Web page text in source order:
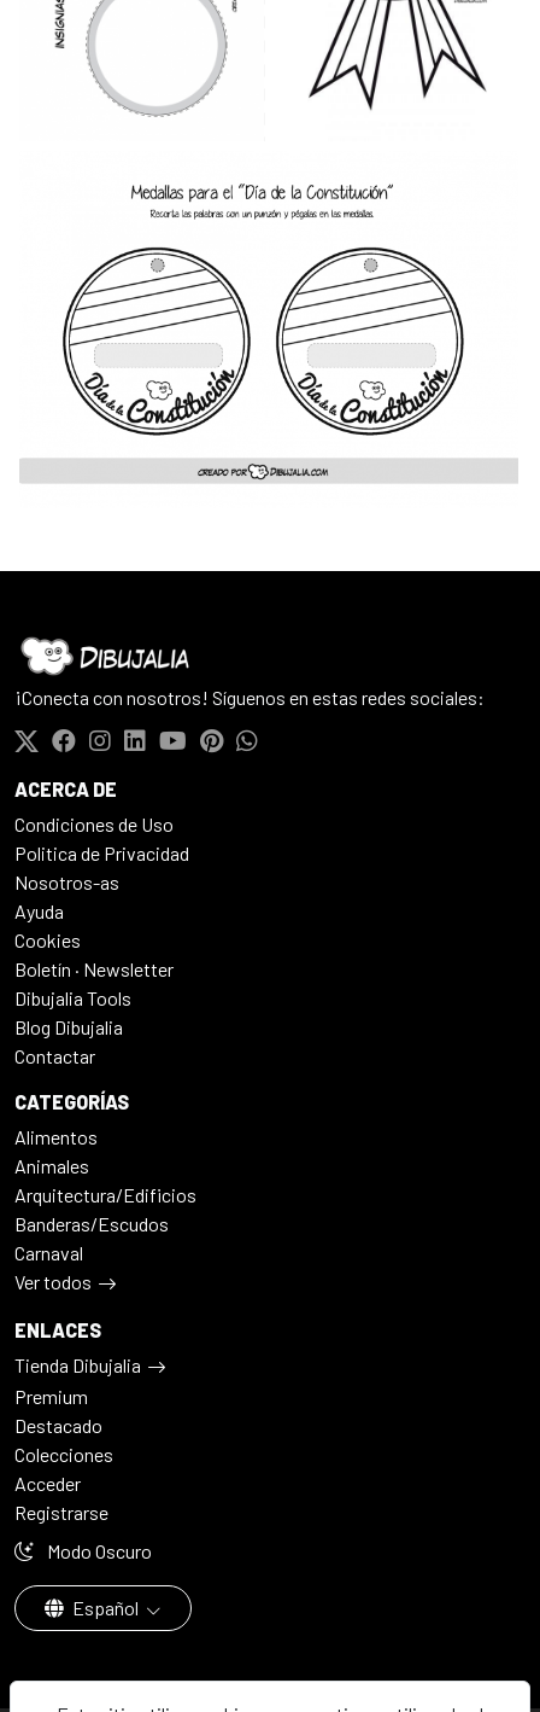
¡Conecta con nosotros! Síguenos en estas redes sociales:
ACERCA DE
Condiciones de Uso
Politica de Privacidad
Nosotros-as
Ayuda
Cookies
Boletín · Newsletter
Dibujalia Tools
Blog Dibujalia
Contactar
CATEGORÍAS
Alimentos
Animales
Arquitectura/Edificios
Banderas/Escudos
Carnaval
Ver todos
ENLACES
Tienda Dibujalia
Premium
Destacado
Colecciones
Acceder
Registrarse
Modo Oscuro
Español